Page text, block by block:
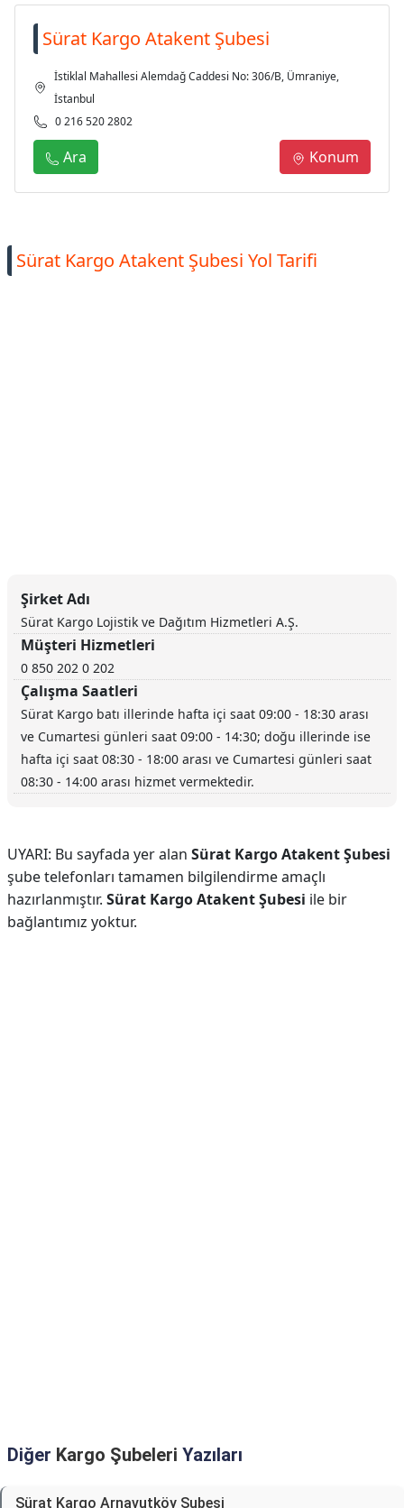
Sürat Kargo Atakent Şubesi
İstiklal Mahallesi Alemdağ Caddesi No: 306/B, Ümraniye,
İstanbul
0 216 520 2802
Ara Konum
Sürat Kargo Atakent Şubesi Yol Tarifi
Şirket Adı
Sürat Kargo Lojistik ve Dağıtım Hizmetleri A.Ş.
Müşteri Hizmetleri
0 850 202 0 202
Çalışma Saatleri
Sürat Kargo batı illerinde hafta içi saat 09:00 - 18:30 arası
ve Cumartesi günleri saat 09:00 - 14:30; doğu illerinde ise
hafta içi saat 08:30 - 18:00 arası ve Cumartesi günleri saat
08:30 - 14:00 arası hizmet vermektedir.
UYARI: Bu sayfada yer alan Sürat Kargo Atakent Şubesi
şube telefonları tamamen bilgilendirme amaçlı
hazırlanmıştır. Sürat Kargo Atakent Şubesi ile bir
bağlantımız yoktur.
Diğer Kargo Şubeleri Yazıları
Sürat Kargo Arnavutköy Şubesi